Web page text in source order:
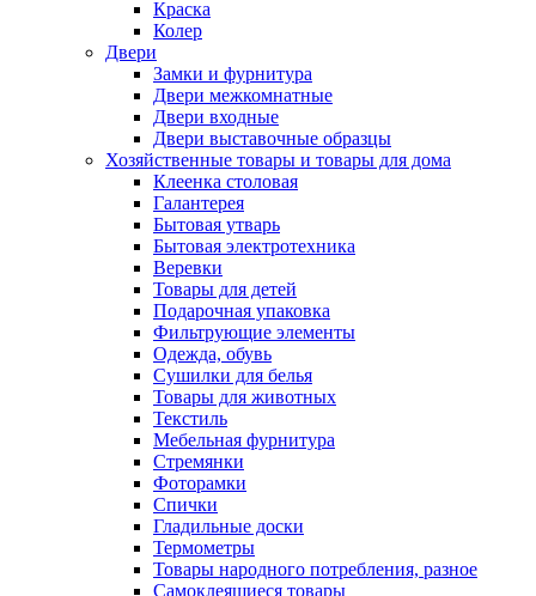
Краска
Колер
Двери
Замки и фурнитура
Двери межкомнатные
Двери входные
Двери выставочные образцы
Хозяйственные товары и товары для дома
Клеенка столовая
Галантерея
Бытовая утварь
Бытовая электротехника
Веревки
Товары для детей
Подарочная упаковка
Фильтрующие элементы
Одежда, обувь
Сушилки для белья
Товары для животных
Текстиль
Мебельная фурнитура
Стремянки
Фоторамки
Спички
Гладильные доски
Термометры
Товары народного потребления, разное
Самоклеящиеся товары